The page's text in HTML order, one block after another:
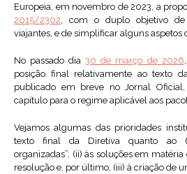
Europeia, em novembro de 2023, a
2015/2302, com o duplo objetivo
viajantes, e de simplificar alguns aspetos
No passado dia30 de março de 2026
posição final relativamente ao texto
publicado em breve no Jornal
capítulo para o regime aplicável aos
Vejamos algumas das prioridades
texto final da Diretiva quanto ao
organizadas”, (ii) às soluções em
resolução e, por último, (iii) à criação de